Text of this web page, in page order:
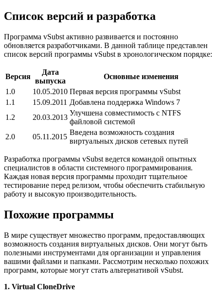
Список версий и разработка
Программа vSubst активно развивается и постоянно
обновляется разработчиками. В данной таблице представлен
список версий программы vSubst в хронологическом порядке:
Версия
Дата
выпуска
Основные изменения
1.0
10.05.2010 Первая версия программы vSubst
1.1
15.09.2011 Добавлена поддержка Windows 7
1.2
20.03.2013
Улучшена совместимость с NTFS
файловой системой
2.0
05.11.2015
Введена возможность создания
виртуальных дисков сетевых путей
Разработка программы vSubst ведется командой опытных
специалистов в области системного программирования.
Каждая новая версия программы проходит тщательное
тестирование перед релизом, чтобы обеспечить стабильную
работу и высокую производительность.
Похожие программы
В мире существует множество программ, предоставляющих
возможность создания виртуальных дисков. Они могут быть
полезными инструментами для организации и управления
вашими файлами и папками. Рассмотрим несколько похожих
программ, которые могут стать альтернативой vSubst.
1. Virtual CloneDrive